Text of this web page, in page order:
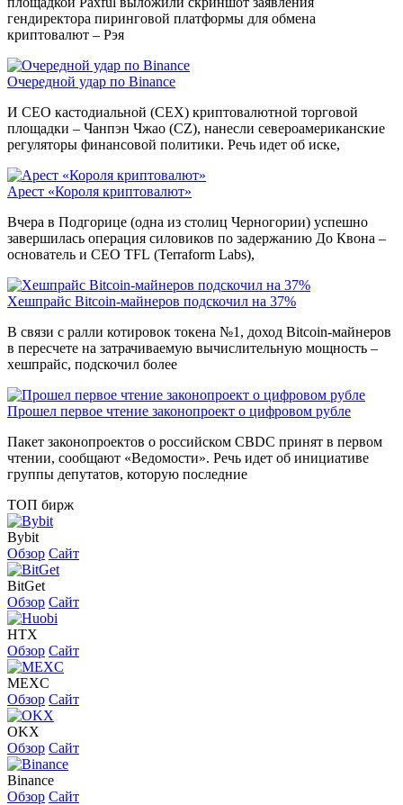
гендиректора пиринговой платформы для обмена
криптовалют – Рэя
Очередной удар по Binance
И CEO кастодиальной (CEX) криптовалютной торговой
площадки – Чанпэн Чжао (CZ), нанесли североамериканские
регуляторы финансовой политики. Речь идет об иске,
Арест «Короля криптовалют»
Вчера в Подгорице (одна из столиц Черногории) успешно
завершилась операция силовиков по задержанию До Квона –
основатель и CEO TFL (Terraform Labs),
Хешпрайс Bitcoin-майнеров подскочил на 37%
В связи с ралли котировок токена №1, доход Bitcoin-майнеров
в пересчете на затрачиваемую вычислительную мощность –
хешпрайс, подскочил более
Прошел первое чтение законопроект о цифровом рубле
Пакет законопроектов о российском CBDC принят в первом
чтении, сообщают «Ведомости». Речь идет об инициативе
группы депутатов, которую последние
ТОП бирж
Bybit
Обзор Сайт
BitGet
Обзор Сайт
HTX
Обзор Сайт
MEXC
Обзор Сайт
OKX
Обзор Сайт
Binance
Обзор Сайт